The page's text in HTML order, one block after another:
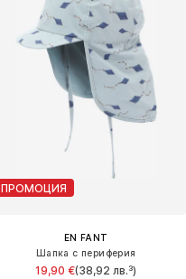
ПРОМОЦИЯ
EN FANT
Шапка с периферия
19,90 €(38,92 лв.³)